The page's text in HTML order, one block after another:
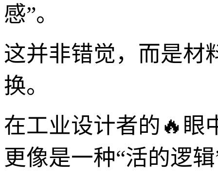
感”。
这并非错觉，而是材
换。
在工业设计者的🔥眼
更像是一种“活的逻